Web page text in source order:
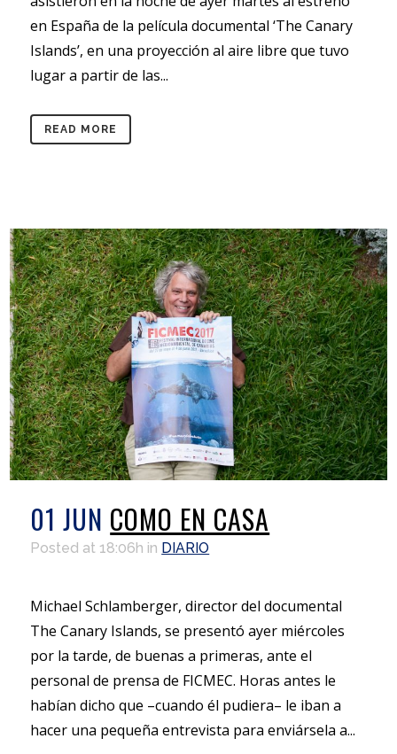
en España de la película documental ‘The Canary
Islands’, en una proyección al aire libre que tuvo
lugar a partir de las...
READ MORE
01 JUN COMO EN CASA
Posted at 18:06h in DIARIO
Michael Schlamberger, director del documental
The Canary Islands, se presentó ayer miércoles
por la tarde, de buenas a primeras, ante el
personal de prensa de FICMEC. Horas antes le
habían dicho que –cuando él pudiera– le iban a
hacer una pequeña entrevista para enviársela a...